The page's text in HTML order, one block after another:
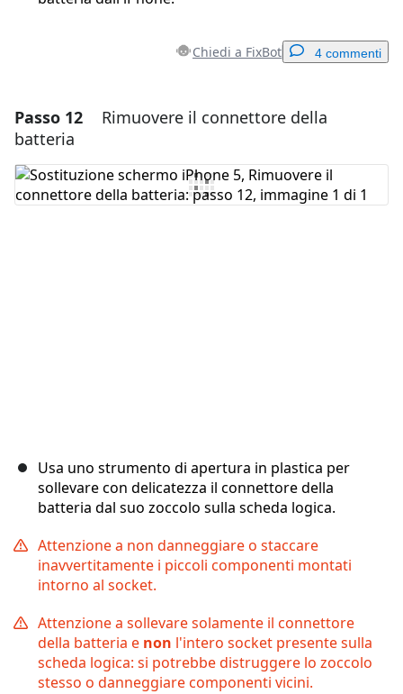
Chiedi a FixBot 4 commenti
Aggiungi un commento
Aggiungi Commento
Passo 12
Rimuovere il connettore della
batteria
Usa uno strumento di apertura in plastica per
sollevare con delicatezza il connettore della
batteria dal suo zoccolo sulla scheda logica.
Attenzione a non danneggiare o staccare
inavvertitamente i piccoli componenti montati
intorno al socket.
Attenzione a sollevare solamente il connettore
della batteria e non l'intero socket presente sulla
scheda logica: si potrebbe distruggere lo zoccolo
stesso o danneggiare componenti vicini.